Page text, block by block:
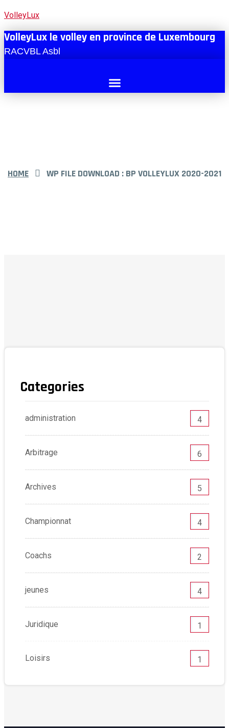
VolleyLux
VolleyLux le volley en province de Luxembourg
RACVBL Asbl
HOME WP FILE DOWNLOAD : BP VOLLEYLUX 2020-2021
Categories
administration 4
Arbitrage 6
Archives 5
Championnat 4
Coachs 2
jeunes 4
Juridique 1
Loisirs 1